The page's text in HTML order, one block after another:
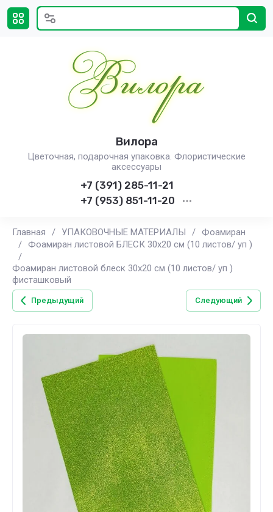
Вилора
Цветочная, подарочная упаковка. Флористические
аксессуары
+7 (391) 285-11-21
+7 (953) 851-11-20
Главная / УПАКОВОЧНЫЕ МАТЕРИАЛЫ / Фоамиран
/ Фоамиран листовой БЛЕСК 30х20 см (10 листов/ уп )
/
Фоамиран листовой блеск 30х20 см (10 листов/ уп )
фисташковый
Предыдущий Следующий